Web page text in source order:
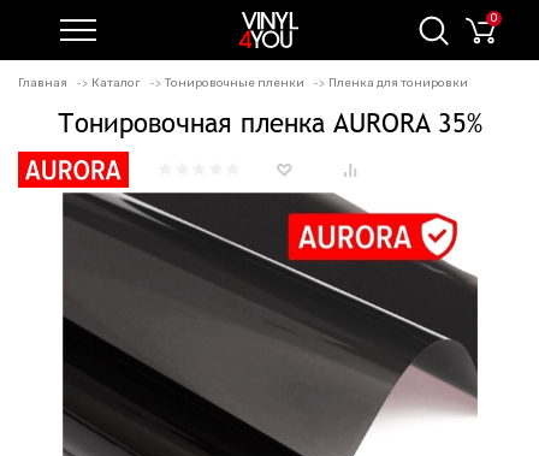
0
Главная Каталог Тонировочные пленки Пленка для тонировки
Тонировочная пленка AURORA 35%